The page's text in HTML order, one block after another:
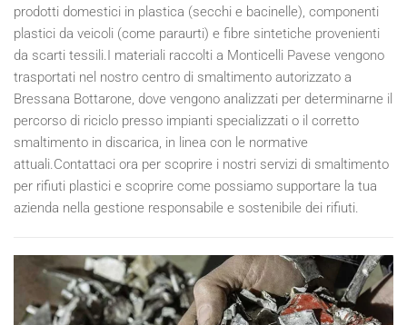
prodotti domestici in plastica (secchi e bacinelle), componenti
plastici da veicoli (come paraurti) e fibre sintetiche provenienti
da scarti tessili.I materiali raccolti a Monticelli Pavese vengono
trasportati nel nostro centro di smaltimento autorizzato a
Bressana Bottarone, dove vengono analizzati per determinarne il
percorso di riciclo presso impianti specializzati o il corretto
smaltimento in discarica, in linea con le normative
attuali.Contattaci ora per scoprire i nostri servizi di smaltimento
per rifiuti plastici e scoprire come possiamo supportare la tua
azienda nella gestione responsabile e sostenibile dei rifiuti.